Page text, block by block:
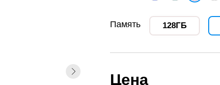
128ГБ
Память
Цена